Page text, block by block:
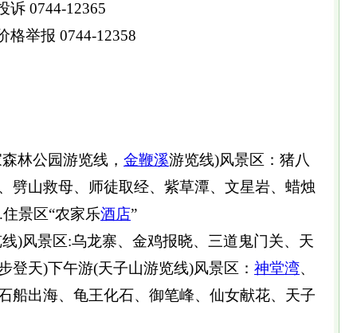
0744-12365
举报 0744-12358
林公园游览线， 金鞭溪游览线)风景区：猪八
劈山救母、师徒取经、紫草潭、文星岩、蜡烛
景区“农家乐酒店”
)风景区:乌龙寨、金鸡报晓、三道鬼门关、天
登天)下午游(天子山游览线)风景区： 神堂湾、
船出海、龟王化石、御笔峰、仙女献花、天子